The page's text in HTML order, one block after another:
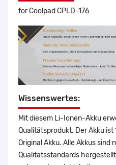
for Coolpad CPLD-176
Wissenswertes:
Mit diesem Li-Ionen-Akku
Qualitätsprodukt. Der Akku
Original Akku. Alle Akkus
Qualitätsstandards